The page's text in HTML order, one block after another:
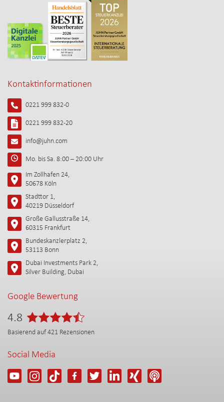
Kontaktinformationen
0221 999 832-0
0221 999 832-20
info@juhn.com
Mo. bis Sa. 8:00 – 20:00 Uhr
Im Zollhafen 24,
50678 Köln
Stadttor 1,
40219 Düsseldorf
Große Gallusstraße 14,
60315 Frankfurt
Bundeskanzlerplatz 2,
53113 Bonn
Dubai Investments Park 2,
Silver Building, Dubai
Google Bewertung
4.8
Basierend auf 421 Rezensionen
Social Media